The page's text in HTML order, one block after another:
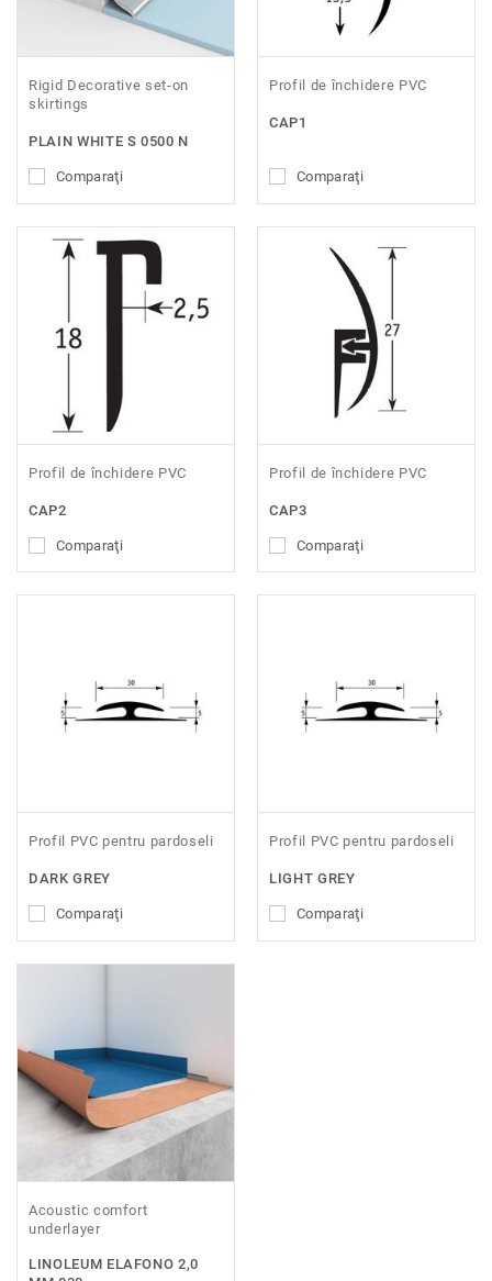
Rigid Decorative set-on
skirtings
PLAIN WHITE S 0500 N
Comparaţi
Profil de închidere PVC
CAP1
Comparaţi
Profil de închidere PVC
CAP2
Comparaţi
Profil de închidere PVC
CAP3
Comparaţi
Profil PVC pentru pardoseli
DARK GREY
Comparaţi
Profil PVC pentru pardoseli
LIGHT GREY
Comparaţi
Acoustic comfort
underlayer
LINOLEUM ELAFONO 2,0